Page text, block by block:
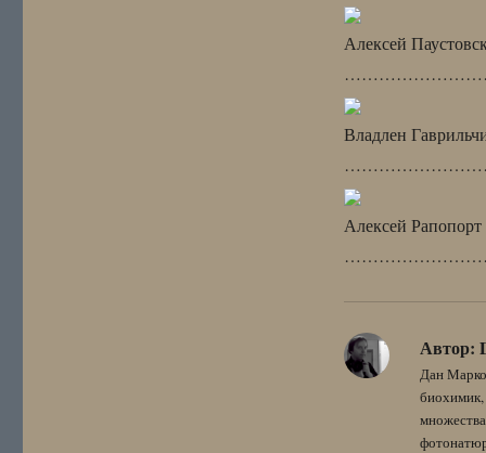
Алексей
Владлен
Алексей
Автор:
Дан
биохимик,